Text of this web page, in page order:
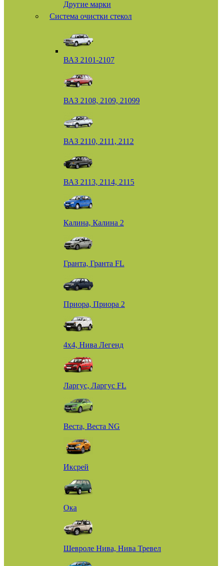
Другие марки
Система очистки стекол
ВАЗ 2101-2107
ВАЗ 2108, 2109, 21099
ВАЗ 2110, 2111, 2112
ВАЗ 2113, 2114, 2115
Калина, Калина 2
Гранта, Гранта FL
Приора, Приора 2
4х4, Нива Легенд
Ларгус, Ларгус FL
Веста, Веста NG
Иксрей
Ока
Шевроле Нива, Нива Тревел